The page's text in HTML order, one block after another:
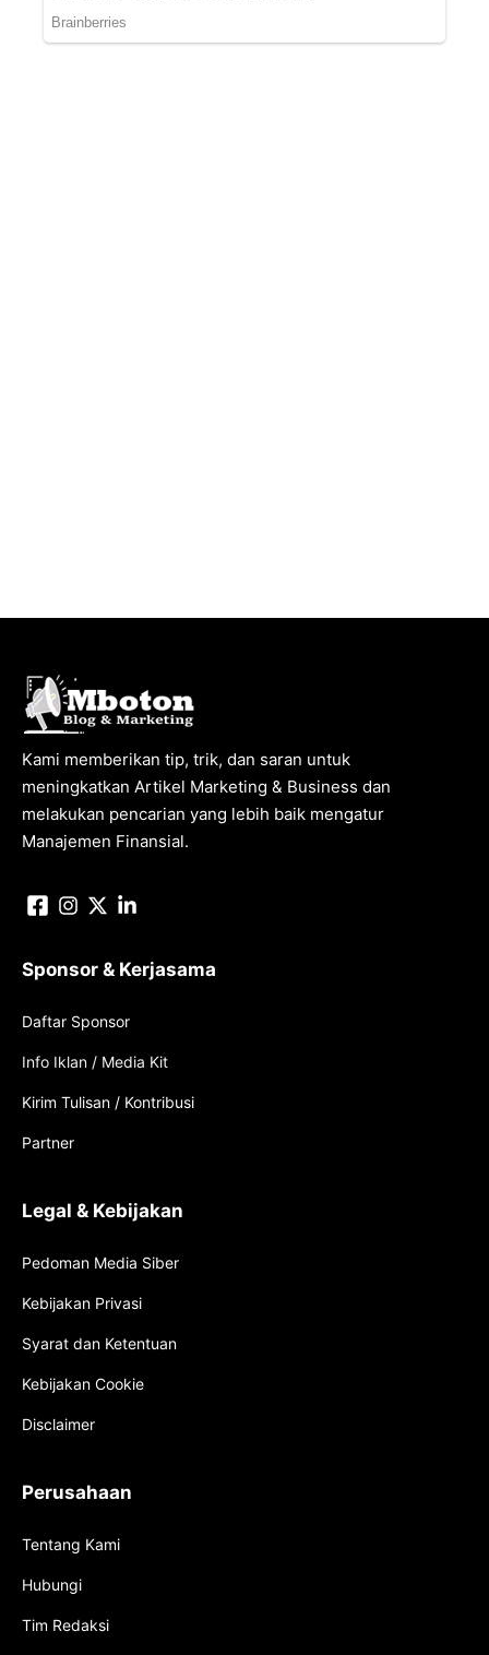
Kami memberikan tip, trik, dan saran untuk
meningkatkan Artikel Marketing & Business dan
melakukan pencarian yang lebih baik mengatur
Manajemen Finansial.
Sponsor & Kerjasama
Daftar Sponsor
Info Iklan / Media Kit
Kirim Tulisan / Kontribusi
Partner
Legal & Kebijakan
Pedoman Media Siber
Kebijakan Privasi
Syarat dan Ketentuan
Kebijakan Cookie
Disclaimer
Perusahaan
Tentang Kami
Hubungi
Tim Redaksi